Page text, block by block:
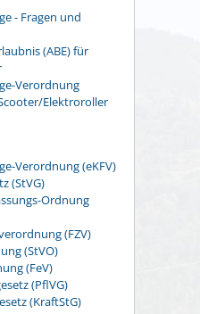
- Fragen und
(ABE) für
Verordnung
Elektroroller
Verordnung (eKFV)
(StVG)
Ordnung
(FZV)
(StVO)
(FeV)
(PflVG)
(KraftStG)